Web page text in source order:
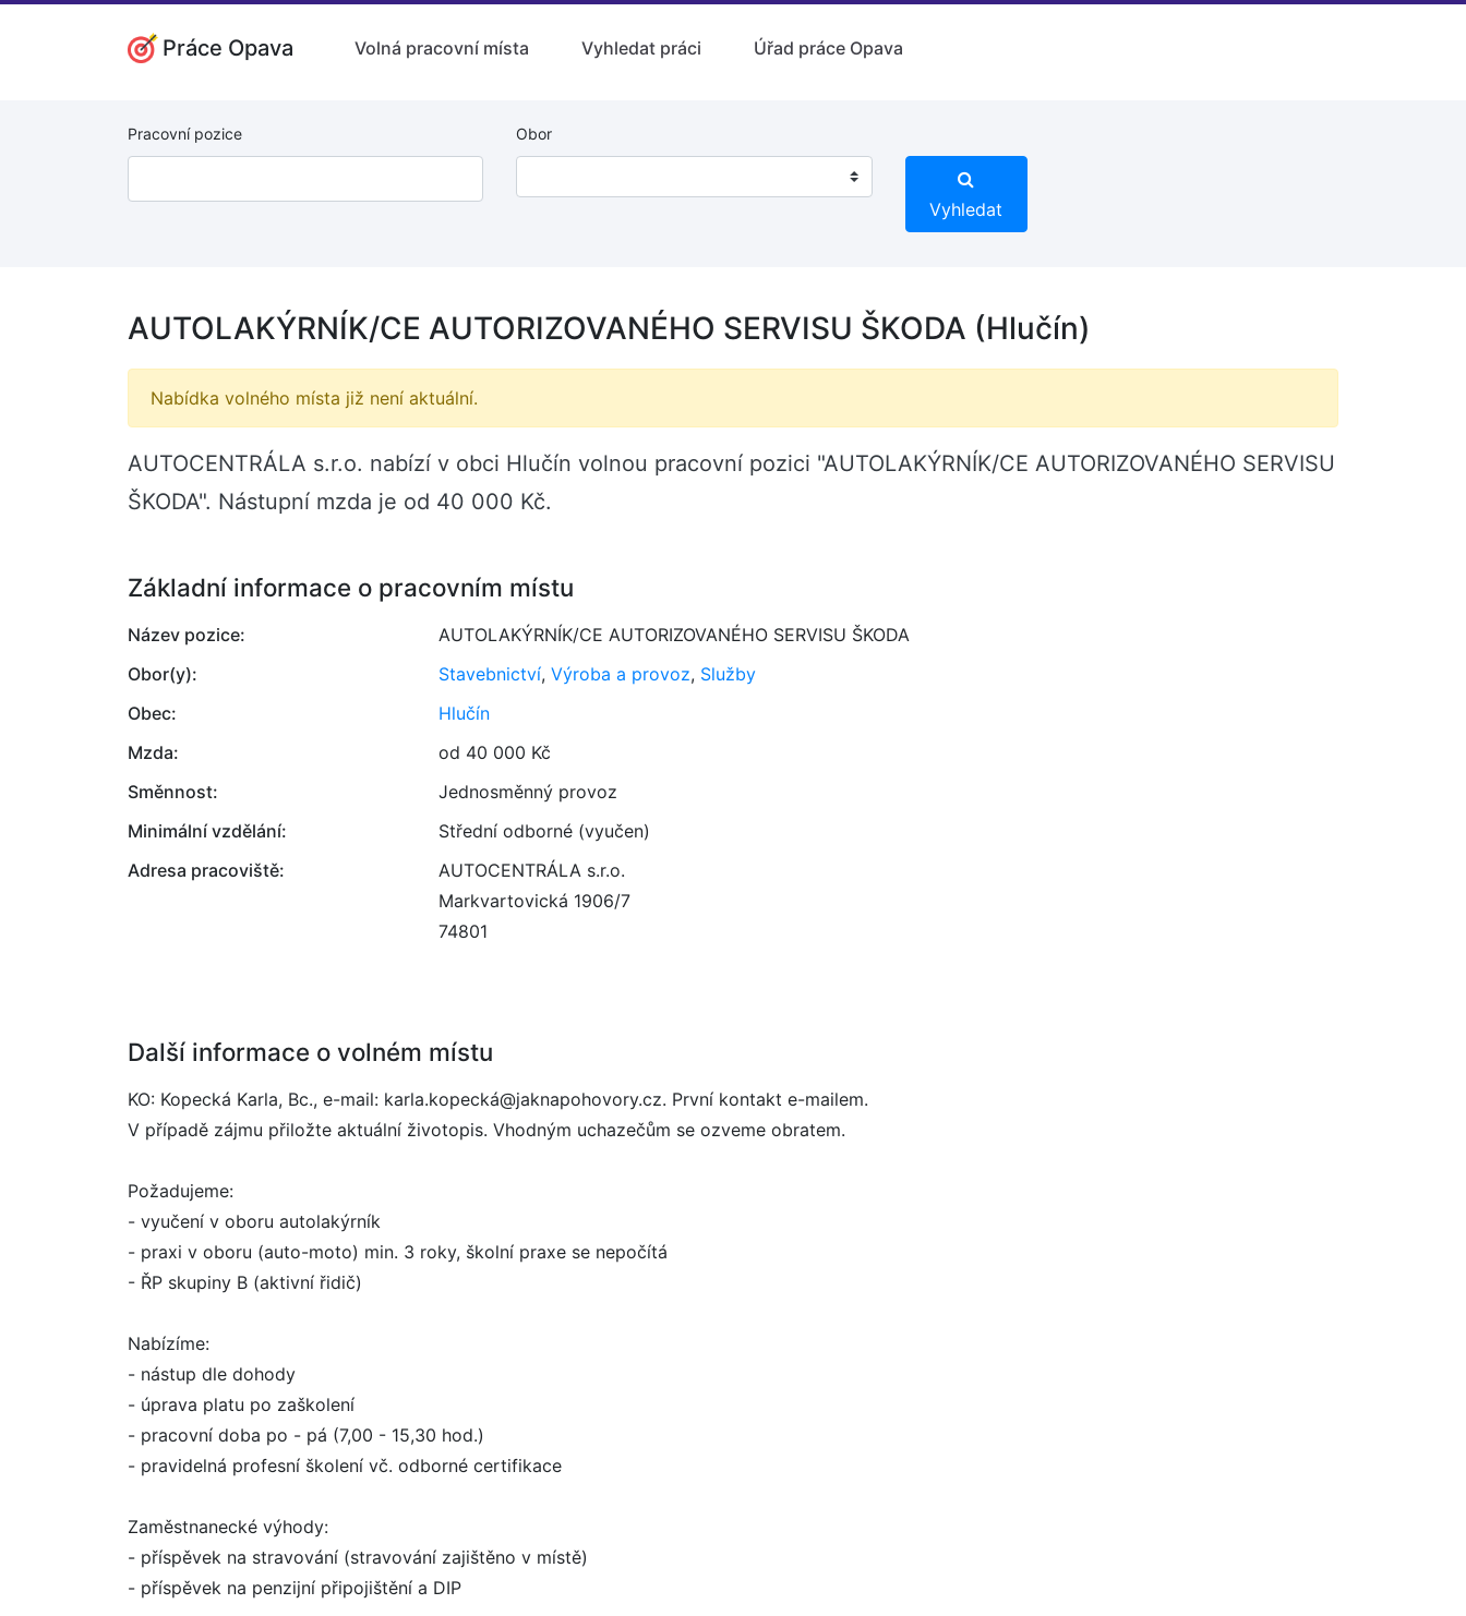
Práce Opava Volná pracovní místa Vyhledat práci Úřad práce Opava
Pracovní pozice Obor
Vyhledat
AUTOLAKÝRNÍK/CE AUTORIZOVANÉHO SERVISU ŠKODA (Hlučín)
Nabídka volného místa již není aktuální.
AUTOCENTRÁLA s.r.o. nabízí v obci Hlučín volnou pracovní pozici "AUTOLAKÝRNÍK/CE AUTORIZOVANÉHO SERVISU
ŠKODA". Nástupní mzda je od 40 000 Kč.
Základní informace o pracovním místu
Název pozice:
AUTOLAKÝRNÍK/CE AUTORIZOVANÉHO SERVISU ŠKODA
Obor(y):
Stavebnictví, Výroba a provoz, Služby
Obec:
Hlučín
Mzda:
od 40 000 Kč
Směnnost:
Jednosměnný provoz
Minimální vzdělání:
Střední odborné (vyučen)
Adresa pracoviště:
AUTOCENTRÁLA s.r.o.
Markvartovická 1906/7
74801
Další informace o volném místu
KO: Kopecká Karla, Bc., e-mail: karla.kopecká@jaknapohovory.cz. První kontakt e-mailem.
V případě zájmu přiložte aktuální životopis. Vhodným uchazečům se ozveme obratem.
Požadujeme:
- vyučení v oboru autolakýrník
- praxi v oboru (auto-moto) min. 3 roky, školní praxe se nepočítá
- ŘP skupiny B (aktivní řidič)
Nabízíme:
- nástup dle dohody
- úprava platu po zaškolení
- pracovní doba po - pá (7,00 - 15,30 hod.)
- pravidelná profesní školení vč. odborné certifikace
Zaměstnanecké výhody:
- příspěvek na stravování (stravování zajištěno v místě)
- příspěvek na penzijní připojištění a DIP